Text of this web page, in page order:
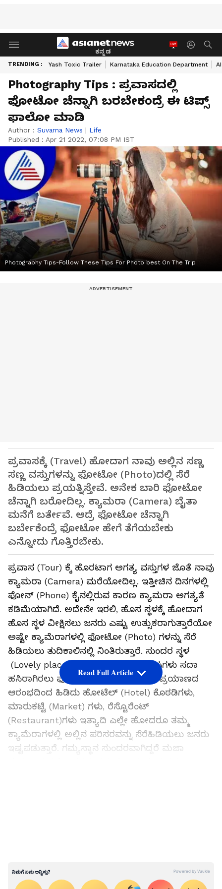
ಕನ್ನಡ
TRENDING : Yash Toxic Trailer Karnataka Education Department
Photography Tips : ಪ್ರವಾಸದಲ್ಲಿ
ಫೋಟೋ ಚೆನ್ನಾಗಿ ಬರಬೇಕಂದ್ರೆ ಈ ಟಿಪ್ಸ್
ಫಾಲೋ ಮಾಡಿ
Author : Suvarna News | Life
Published : Apr 21 2022, 07:08 PM IST
Photography Tips-Follow These Tips For Photo best On The Trip
ಪ್ರವಾಸಕ್ಕೆ (Travel) ಹೋದಾಗ ನಾವು ಅಲ್ಲಿನ ಸಣ್ಣ
ಸಣ್ಣ ವಸ್ತುಗಳನ್ನು ಫೋಟೋ (Photo)ದಲ್ಲಿ ಸೆರೆ
ಹಿಡಿಯಲು ಪ್ರಯತ್ನಿಸ್ತೇವೆ. ಅನೇಕ ಬಾರಿ ಫೋಟೋ
ಚೆನ್ನಾಗಿ ಬರೋದಿಲ್ಲ. ಕ್ಯಾಮರಾ (Camera) ಬೈತಾ
ಮನೆಗೆ ಬರ್ತೇವೆ. ಆದ್ರೆ ಫೋಟೋ ಚೆನ್ನಾಗಿ
ಬರ್ಬೇಕೆಂದ್ರೆ ಫೋಟೋ ಹೇಗೆ ತೆಗೆಯಬೇಕು
ಎನ್ನೋದು ಗೊತ್ತಿರಬೇಕು.
ಪ್ರವಾಸ (Tour) ಕ್ಕೆ ಹೊರಟಾಗ ಅಗತ್ಯ ವಸ್ತುಗಳ ಜೊತೆ ನಾವು
ಕ್ಯಾಮರಾ (Camera) ಮರೆಯೋದಿಲ್ಲ. ಇತ್ತೀಚಿನ ದಿನಗಳಲ್ಲಿ
ಫೋನ್ (Phone) ಕೈನಲ್ಲಿರುವ ಕಾರಣ ಕ್ಯಾಮರಾ ಅಗತ್ಯತೆ
ಕಡಿಮೆಯಾಗಿದೆ. ಅದೇನೇ ಇರಲಿ, ಹೊಸ ಸ್ಥಳಕ್ಕೆ ಹೋದಾಗ
ಹೊಸ ಸ್ಥಳ ವೀಕ್ಷಿಸಲು ಜನರು ಎಷ್ಟು ಉತ್ಸುಕರಾಗುತ್ತಾರೆಯೋ
ಅಷ್ಟೇ ಕ್ಯಾಮೆರಾಗಳಲ್ಲಿ ಫೋಟೋ (Photo) ಗಳನ್ನು ಸೆರೆ
ಹಿಡಿಯಲು ತುದಿಕಾಲಿನಲ್ಲಿ ನಿಂತಿರುತ್ತಾರೆ. ಸುಂದರ ಸ್ಥಳ
(Lovely place) ಹಾಗೂ ಅಲ್ಲಿ ಕಳೆದ ನೆನಪುಗಳು ಸದಾ
ಹಸಿರಾಗಿರಲು ಫೋಟೋಗಳು ನೆರವಾಗುತ್ತವೆ. ಪ್ರಯಾಣದ
ಆರಂಭದಿಂದ ಹಿಡಿದು ಹೋಟೆಲ್ (Hotel) ಕೊಠಡಿಗಳು,
ಮಾರುಕಟ್ಟೆ (Market) ಗಳು, ರೆಸ್ಟೊರೆಂಟ್‌
(Restaurant)ಗಳು ಇತ್ಯಾದಿ ಎಲ್ಲೇ ಹೋದರೂ ತಮ್ಮ
ಕ್ಯಾಮೆರಾಗಳಲ್ಲಿ ಅಲ್ಲಿನ ಪರಿಸರವನ್ನು ಸೆರೆಹಿಡಿಯಲು ಜನರು
ಇಷ್ಟಪಡುತ್ತಾರೆ. ಗಮ್ಯಸ್ಥಾನ ಸುಂದರವಾಗಿದ್ದರೆ ಮಜಾ
ಸೆಳೆಯಬೇಕೆಂದ್ರೆ ನೀವು ಫೋಟೋ ಕ್ಲಿಕ್ಕಿಸುವಾಗ ಕೆಲವು ಸೂಕ್ಷ್ಮ
ವಿಷ್ಯಗಳನ್ನು ಗಮನಿಸಬೇಕು. ಯಾವುದೇ ಕ್ಯಾಮರಾದಲ್ಲಿ
Read Full Article